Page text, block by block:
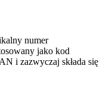
numer
jako kod
i zazwyczaj składa się